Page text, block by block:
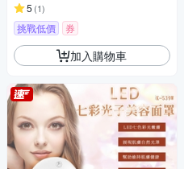
5 (1)
挑戰低價 券
加入購物車